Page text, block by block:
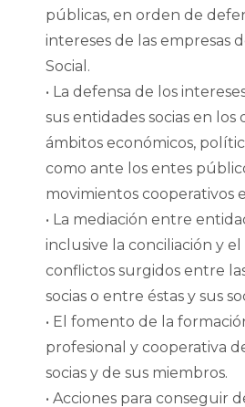
públicas, en orden de
intereses de las empresas
Social.
• La defensa de los
sus entidades socias en los
ámbitos económicos,
como ante los entes
movimientos cooperativos
• La mediación entre
inclusive la conciliación y
conflictos surgidos entre
socias o entre éstas y sus
• El fomento de la
profesional y cooperativa
socias y de sus miembros.
• Acciones para conseguir